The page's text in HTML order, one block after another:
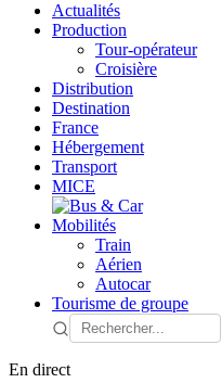
Actualités
Production
Tour-opérateur
Croisière
Distribution
Destination
France
Hébergement
Transport
MICE
Mobilités
Train
Aérien
Autocar
Tourisme de groupe
En direct